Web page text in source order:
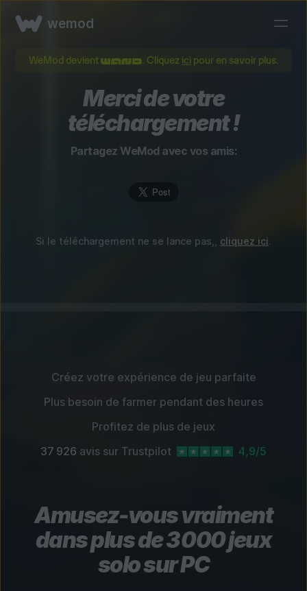
wemod
WeMod devient . Cliquez ici pour en savoir plus.
Merci de votre
téléchargement !
Partagez WeMod avec vos amis:
Si le téléchargement ne se lance pas,, cliquez ici.
Créez votre expérience de jeu parfaite
Plus besoin de farmer pendant des heures
Profitez de plus de jeux
37 926 avis sur Trustpilot 4,9/5
Amusez-vous vraiment
dans plus de 3 000 jeux
solo sur PC